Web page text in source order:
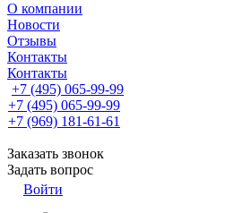
О компании
Новости
Отзывы
Контакты
Контакты
+7 (495) 065-99-99
+7 (495) 065-99-99
+7 (969) 181-61-61
Заказать звонок
Задать вопрос
Войти